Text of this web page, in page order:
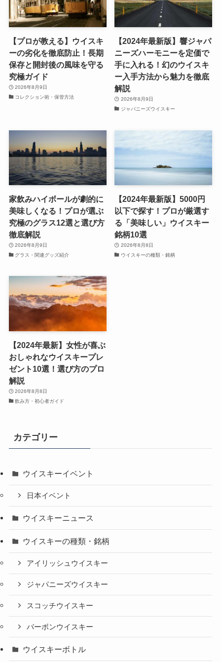
【プロが教える】ウイスキ
ーの劣化を徹底防止！長期
保存と開封後の風味を守る
究極ガイド
2026年8月9日
コレクション術・保管方法
【2024年最新版】響ジャパ
ニーズハーモニーを定価で
手に入れる！幻のウイスキ
ー入手方法から魅力を徹底
解説
2026年8月9日
ジャパニーズウイスキー
家飲みハイボールが劇的に
美味しくなる！プロが選ぶ
究極のグラス12選と選び方
徹底解説
2026年8月9日
グラス・関連グッズ紹介
【2024年最新版】5000円
以下で探す！プロが厳選す
る「美味しい」ウイスキー
銘柄10選
2026年8月8日
ウイスキーの種類・銘柄
【2024年最新】女性が喜ぶ
おしゃれなウイスキープレ
ゼント10選！選び方のプロ
解説
2026年8月8日
飲み方・初心者ガイド
カテゴリー
ウイスキーイベント
日本イベント
ウイスキーニュース
ウイスキーの種類・銘柄
アイリッシュウイスキー
ジャパニーズウイスキー
スコッチウイスキー
バーボンウイスキー
ウイスキーボトル